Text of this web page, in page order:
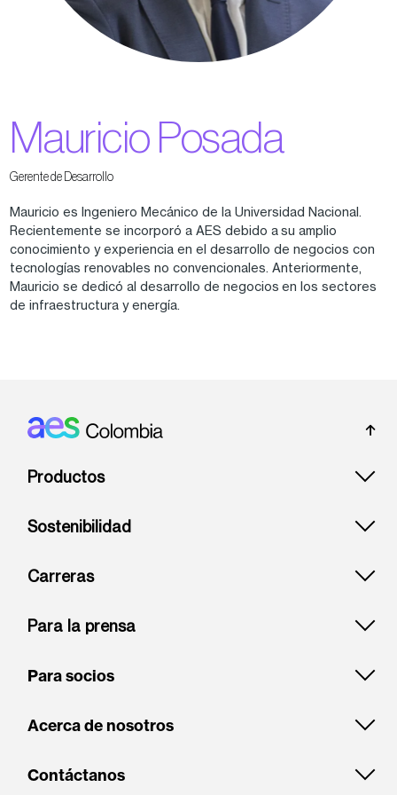
Mauricio Posada
Gerente de Desarrollo
Mauricio es Ingeniero Mecánico de la Universidad Nacional.
Recientemente se incorporó a AES debido a su amplio
conocimiento y experiencia en el desarrollo de negocios con
tecnologías renovables no convencionales. Anteriormente,
Mauricio se dedicó al desarrollo de negocios en los sectores
de infraestructura y energía.
Footer: Colombia
Productos
Sostenibilidad
Carreras
Para la prensa
Para socios
Acerca de nosotros
Contáctanos